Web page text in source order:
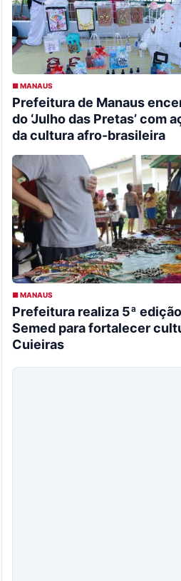
■ MANAUS
Prefeitura de Manaus
do ‘Julho das Pretas’ com
da cultura afro-brasileira
■ MANAUS
Prefeitura realiza 5ª edição
Semed para fortalecer
Cuieiras